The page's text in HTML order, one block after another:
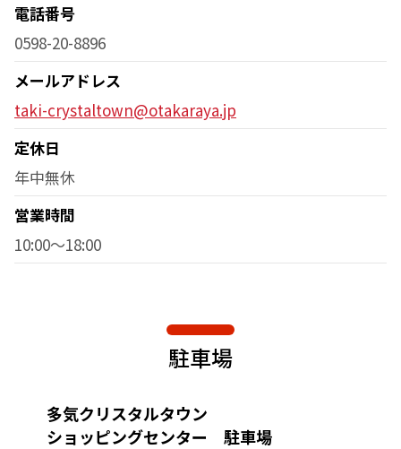
電話番号
0598-20-8896
メールアドレス
taki-crystaltown@otakaraya.jp
定休日
年中無休
営業時間
10:00～18:00
駐車場
多気クリスタルタウン
ショッピングセンター 駐車場